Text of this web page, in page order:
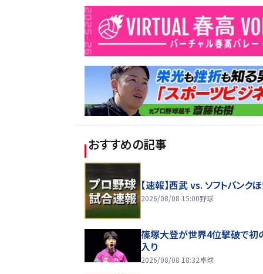
おすすめの記事
【速報】西武 vs. ソフトバンク
2026/08/08 15:00野球
篠塚大登が世界4位撃破で初
入り
2026/08/08 18:32卓球